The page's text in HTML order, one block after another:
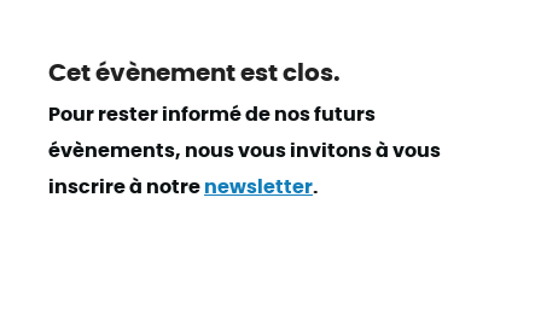
Cet évènement est clos.
Pour rester informé de nos futurs
évènements, nous vous invitons à vous
inscrire à notre newsletter.